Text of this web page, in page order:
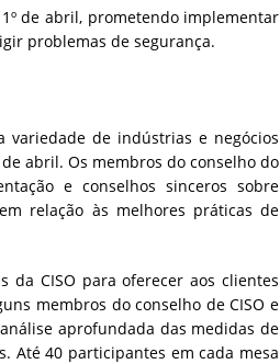
de abril, prometendo implementar
problemas de segurança.
variedade de indústrias e negócios
abril. Os membros do conselho do
e conselhos sinceros sobre
relação às melhores práticas de
da CISO para oferecer aos clientes
membros do conselho de CISO e
aprofundada das medidas de
Até 40 participantes em cada mesa